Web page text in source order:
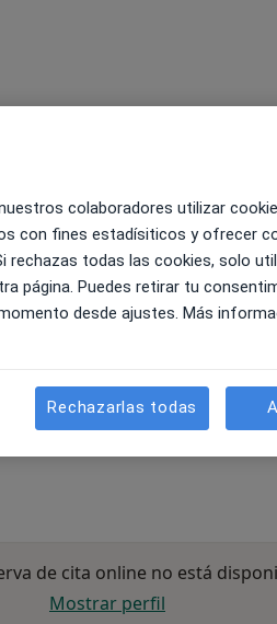
de cita online no está
Pedir una cita
de cita online no está
Mostrar perfil
colaboradores utilizar
con fines estadísiticos y ofrecer
rechazas todas las cookies, solo
página. Puedes retirar tu
desde ajustes. Más
Rechazarlas todas